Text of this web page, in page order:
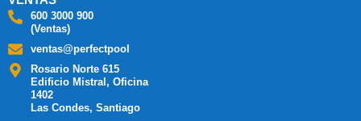
600 3000 900
(Ventas)
ventas@perfectpool
Rosario Norte 615
Edificio Mistral, Oficina
1402
Las Condes, Santiago